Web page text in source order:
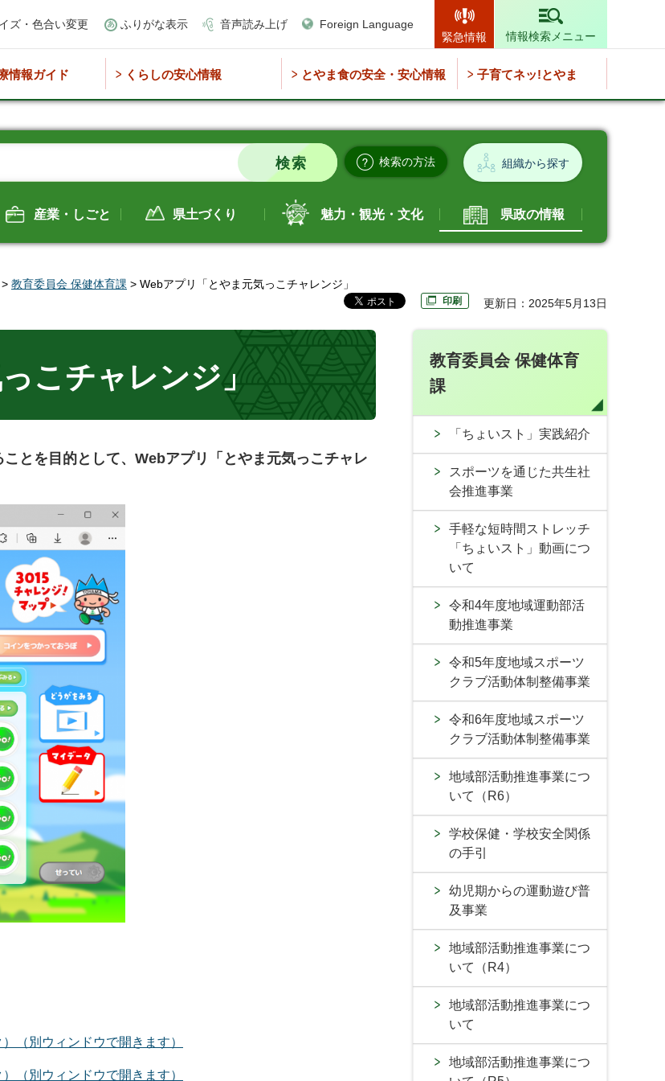
ズ・色合い変更 ふりがな表示 音声読み上げ
Foreign Language
緊急情報
情報検索メニュー
情報ガイド くらしの安心情報 とやま食の安全・安心情報 子育てネッ!とやま
検索の方法 組織から探す
産業・しごと 県土づくり 魅力・観光・文化 県政の情報
> 教育委員会 保健体育課 > Webアプリ「とやま元気っこチャレンジ」
印刷 更新日：2025年5月13日
こチャレンジ」
とを目的として、Webアプリ「とやま元気っこチャレ
（別ウィンドウで開きます）
（別ウィンドウで開きます）
教育委員会 保健体育
課
「ちょいスト」実践紹介
スポーツを通じた共生社
会推進事業
手軽な短時間ストレッチ
「ちょいスト」動画につ
いて
令和4年度地域運動部活
動推進事業
令和5年度地域スポーツ
クラブ活動体制整備事業
令和6年度地域スポーツ
クラブ活動体制整備事業
地域部活動推進事業につ
いて（R6）
学校保健・学校安全関係
の手引
幼児期からの運動遊び普
及事業
地域部活動推進事業につ
いて（R4）
地域部活動推進事業につ
いて
地域部活動推進事業につ